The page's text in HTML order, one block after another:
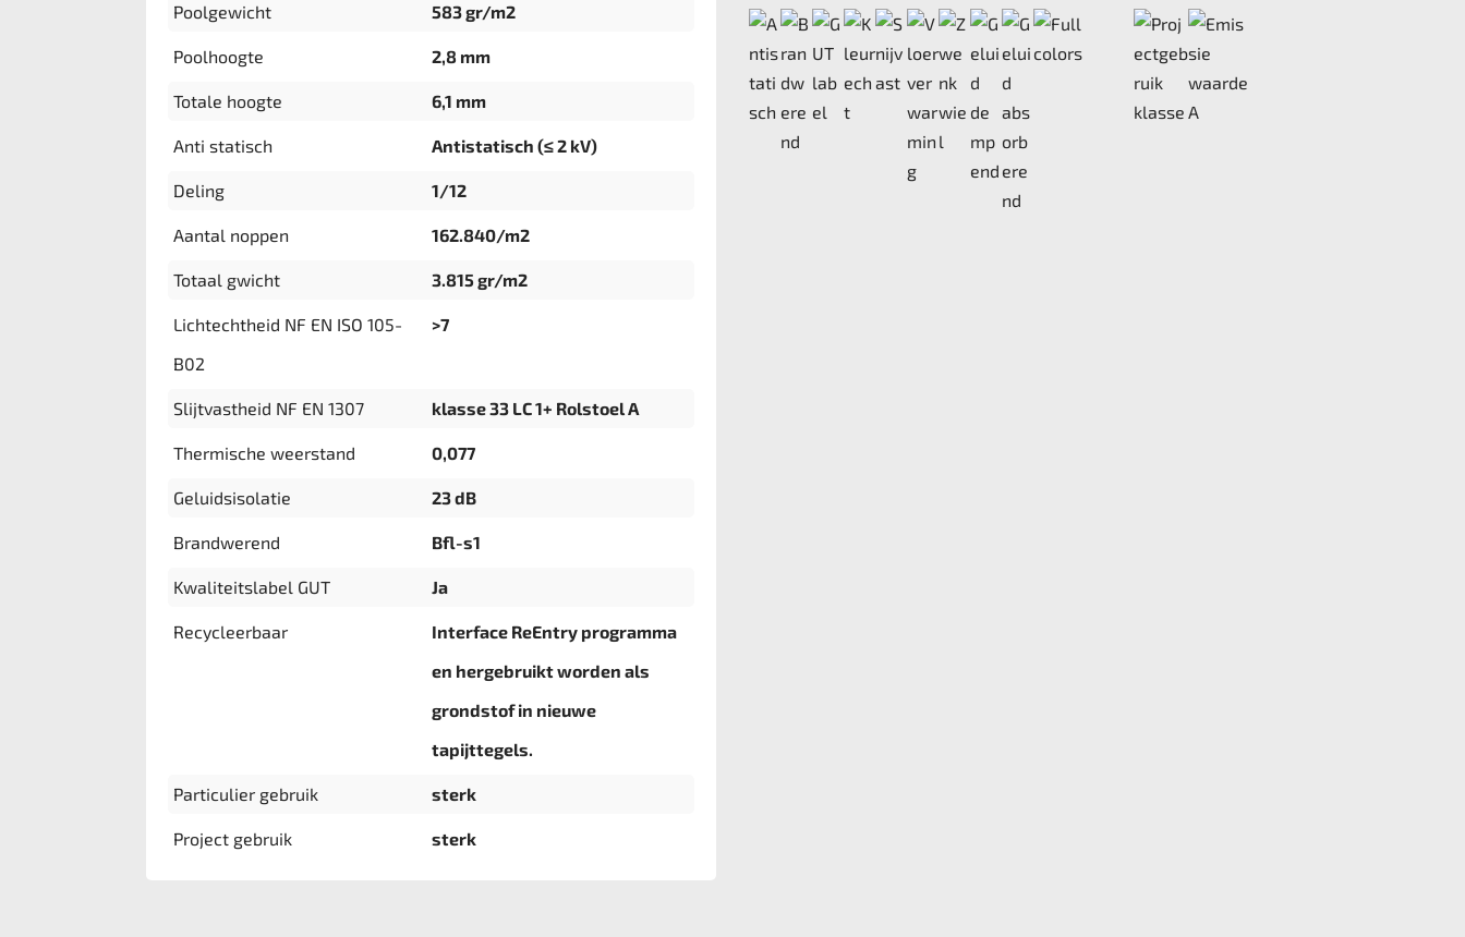
Poolgewicht 583 gr/m2
Poolhoogte 2,8 mm
Totale hoogte 6,1 mm
Anti statisch Antistatisch (≤ 2 kV)
Deling 1/12
Aantal noppen 162.840/m2
Totaal gwicht 3.815 gr/m2
Lichtechtheid NF EN ISO 105-
B02
>7
Slijtvastheid NF EN 1307 klasse 33 LC 1+ Rolstoel A
Thermische weerstand 0,077
Geluidsisolatie 23 dB
Brandwerend Bfl-s1
Kwaliteitslabel GUT Ja
Recycleerbaar
Interface ReEntry programma
en hergebruikt worden als
grondstof in nieuwe
tapijttegels.
Particulier gebruik sterk
Project gebruik sterk